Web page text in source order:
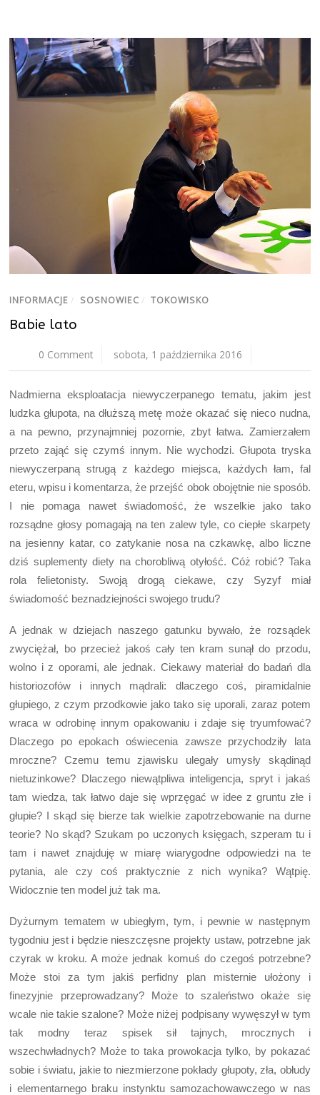
INFORMACJE / SOSNOWIEC / TOKOWISKO
Babie lato
0 Comment sobota, 1 października 2016
Nadmierna eksploatacja niewyczerpanego tematu, jakim jest
ludzka głupota, na dłuższą metę może okazać się nieco nudna,
a na pewno, przynajmniej pozornie, zbyt łatwa. Zamierzałem
przeto zająć się czymś innym. Nie wychodzi. Głupota tryska
niewyczerpaną strugą z każdego miejsca, każdych łam, fal
eteru, wpisu i komentarza, że przejść obok obojętnie nie sposób.
I nie pomaga nawet świadomość, że wszelkie jako tako
rozsądne głosy pomagają na ten zalew tyle, co ciepłe skarpety
na jesienny katar, co zatykanie nosa na czkawkę, albo liczne
dziś suplementy diety na chorobliwą otyłość. Cóż robić? Taka
rola felietonisty. Swoją drogą ciekawe, czy Syzyf miał
świadomość beznadziejności swojego trudu?
A jednak w dziejach naszego gatunku bywało, że rozsądek
zwyciężał, bo przecież jakoś cały ten kram sunął do przodu,
wolno i z oporami, ale jednak. Ciekawy materiał do badań dla
historiozofów i innych mądrali: dlaczego coś, piramidalnie
głupiego, z czym przodkowie jako tako się uporali, zaraz potem
wraca w odrobinę innym opakowaniu i zdaje się tryumfować?
Dlaczego po epokach oświecenia zawsze przychodziły lata
mroczne? Czemu temu zjawisku ulegały umysły skądinąd
nietuzinkowe? Dlaczego niewątpliwa inteligencja, spryt i jakaś
tam wiedza, tak łatwo daje się wprzęgać w idee z gruntu złe i
głupie? I skąd się bierze tak wielkie zapotrzebowanie na durne
teorie? No skąd? Szukam po uczonych księgach, szperam tu i
tam i nawet znajduję w miarę wiarygodne odpowiedzi na te
pytania, ale czy coś praktycznie z nich wynika? Wątpię.
Widocznie ten model już tak ma.
Dyżurnym tematem w ubiegłym, tym, i pewnie w następnym
tygodniu jest i będzie nieszczęsne projekty ustaw, potrzebne jak
czyrak w kroku. A może jednak komuś do czegoś potrzebne?
Może stoi za tym jakiś perfidny plan misternie ułożony i
finezyjnie przeprowadzany? Może to szaleństwo okaże się
wcale nie takie szalone? Może niżej podpisany wywęszył w tym
tak modny teraz spisek sił tajnych, mrocznych i
wszechwładnych? Może to taka prowokacja tylko, by pokazać
sobie i światu, jakie to niezmierzone pokłady głupoty, zła, obłudy
i elementarnego braku instynktu samozachowawczego w nas